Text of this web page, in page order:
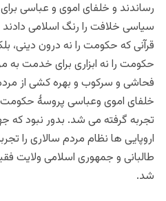
رساندند و خلفای اموی و عباسی
سیاسی خلافت را رنگ اسلامی
قرآنی که حکومت را نه درون دینی،
حکومت را نه ابزاری برای خدمت به
فحاشی و سرکوب و بهره کشی از
خلفای اموی وعباسی پروسۀ
تجربه گرفته می شد. بدور نبود که
اروپایی ها نظام مردم سالاری را
طالبانی و جمهوری اسلامی ولایت
شد.